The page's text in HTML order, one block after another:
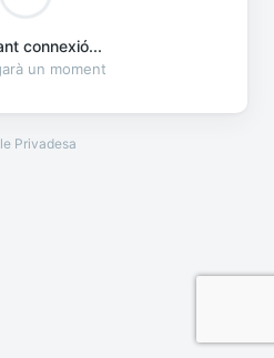
connexió...
un moment
Privadesa